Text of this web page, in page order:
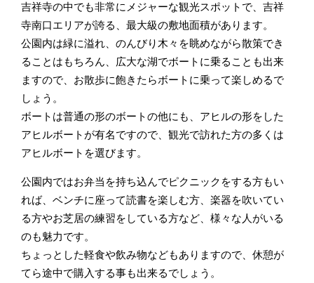
吉祥寺の中でも非常にメジャーな観光スポットで、吉祥
寺南口エリアが誇る、最大級の敷地面積があります。
公園内は緑に溢れ、のんびり木々を眺めながら散策でき
ることはもちろん、広大な湖でボートに乗ることも出来
ますので、お散歩に飽きたらボートに乗って楽しめるで
しょう。
ボートは普通の形のボートの他にも、アヒルの形をした
アヒルボートが有名ですので、観光で訪れた方の多くは
アヒルボートを選びます。
公園内ではお弁当を持ち込んでピクニックをする方もい
れば、ベンチに座って読書を楽しむ方、楽器を吹いてい
る方やお芝居の練習をしている方など、様々な人がいる
のも魅力です。
ちょっとした軽食や飲み物などもありますので、休憩が
てら途中で購入する事も出来るでしょう。